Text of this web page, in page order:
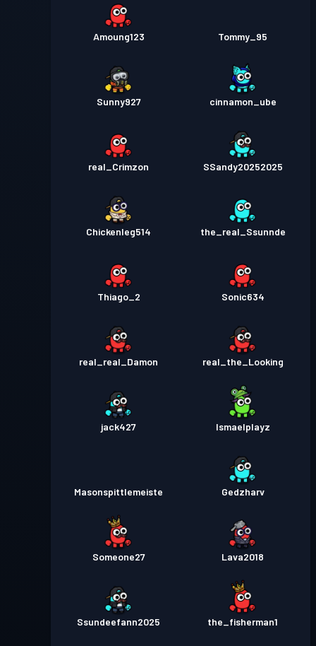
Amoung123 Tommy_95
Sunny927 cinnamon_ube
real_Crimzon SSandy20252025
Chickenleg514 the_real_Ssunnde
Thiago_2 Sonic634
real_real_Damon real_the_Looking
jack427 Ismaelplayz
Masonspittlemeiste Gedzharv
Someone27 Lava2018
Ssundeefann2025 the_fisherman1